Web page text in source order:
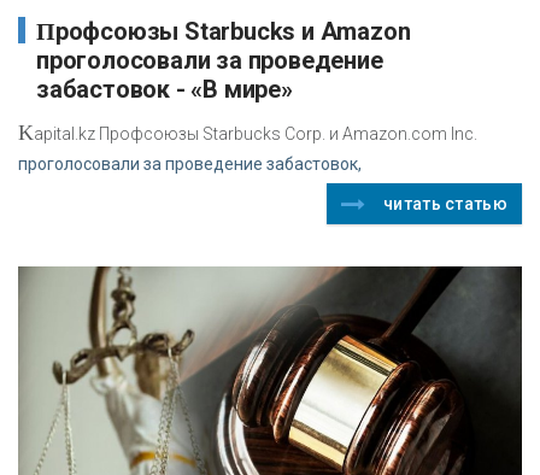
Профсоюзы Starbucks и Amazon
проголосовали за проведение
забастовок - «В мире»
Kapital.kz Профсоюзы Starbucks Corp. и Amazon.com Inc.
проголосовали за проведение забастовок,
читать статью